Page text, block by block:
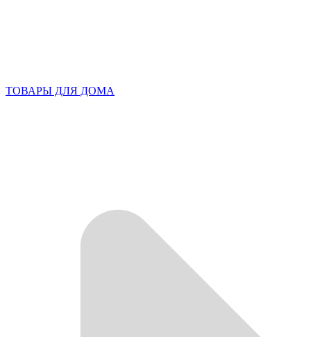
ТОВАРЫ ДЛЯ ДОМА